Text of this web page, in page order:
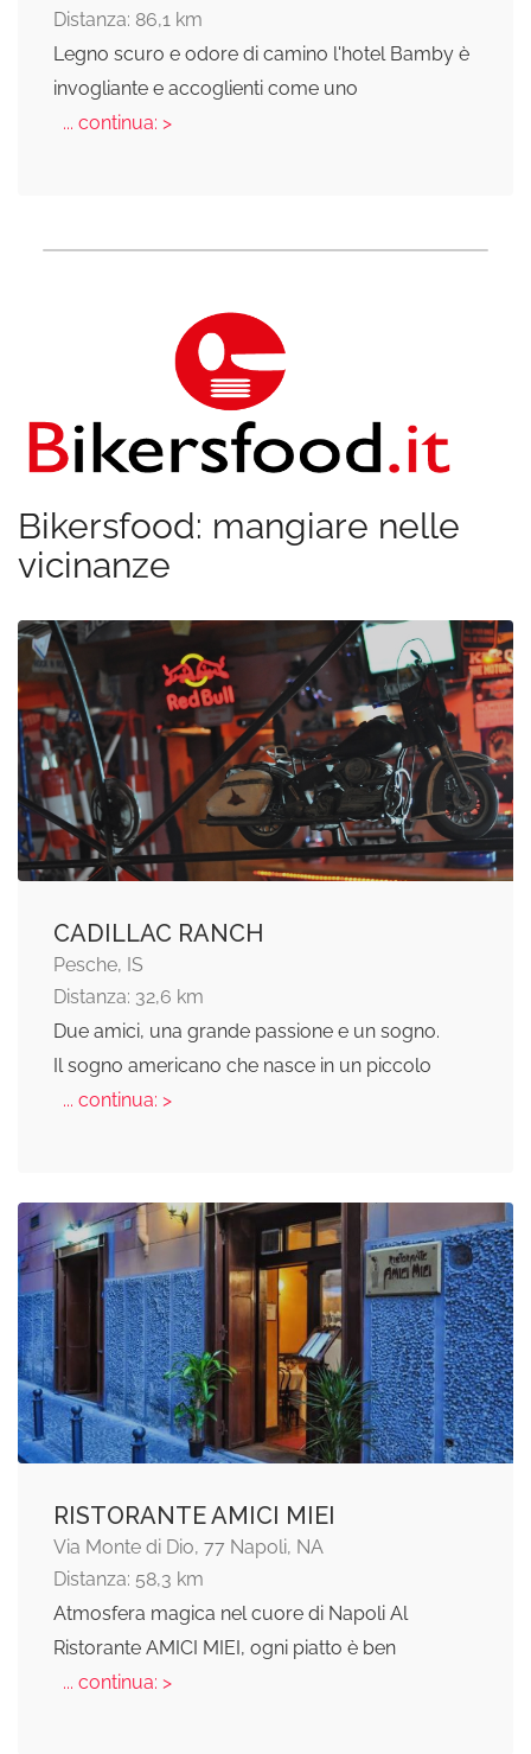
Distanza: 86,1 km
Legno scuro e odore di camino l'hotel Bamby è
invogliante e accoglienti come uno
... continua: >
Bikersfood: mangiare nelle
vicinanze
CADILLAC RANCH
Pesche, IS
Distanza: 32,6 km
Due amici, una grande passione e un sogno.
Il sogno americano che nasce in un piccolo
... continua: >
RISTORANTE AMICI MIEI
Via Monte di Dio, 77 Napoli, NA
Distanza: 58,3 km
Atmosfera magica nel cuore di Napoli Al
Ristorante AMICI MIEI, ogni piatto è ben
... continua: >